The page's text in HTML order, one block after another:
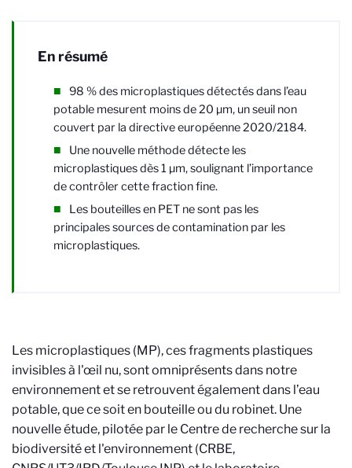
En résumé
98 % des microplastiques détectés dans l’eau
potable mesurent moins de 20 µm, un seuil non
couvert par la directive européenne 2020/2184.
Une nouvelle méthode détecte les
microplastiques dès 1 µm, soulignant l’importance
de contrôler cette fraction fine.
Les bouteilles en PET ne sont pas les
principales sources de contamination par les
microplastiques.
Les microplastiques (MP), ces fragments plastiques
invisibles à l'œil nu, sont omniprésents dans notre
environnement et se retrouvent également dans l’eau
potable, que ce soit en bouteille ou du robinet. Une
nouvelle étude, pilotée par le Centre de recherche sur la
biodiversité et l'environnement (CRBE,